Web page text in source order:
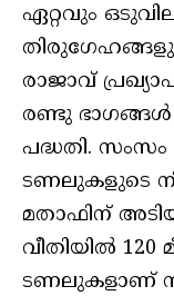
ഏറ്റവും
രാജാവ്
രണ്ടു
പദ്ധതി.
ടണലുകളുടെ
മതാഫിന്
വീതിയില്‍ 120
ടണലുകളാണ്